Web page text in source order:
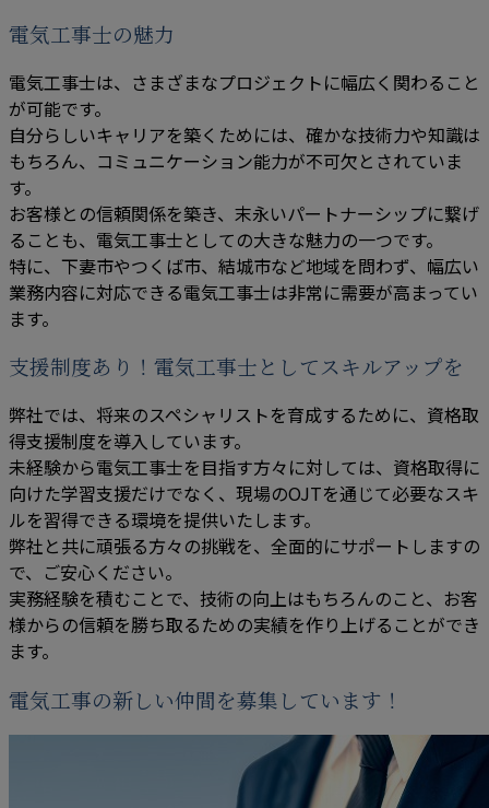
電気工事士の魅力
電気工事士は、さまざまなプロジェクトに幅広く関わること
が可能です。
自分らしいキャリアを築くためには、確かな技術力や知識は
もちろん、コミュニケーション能力が不可欠とされていま
す。
お客様との信頼関係を築き、末永いパートナーシップに繋げ
ることも、電気工事士としての大きな魅力の一つです。
特に、下妻市やつくば市、結城市など地域を問わず、幅広い
業務内容に対応できる電気工事士は非常に需要が高まってい
ます。
支援制度あり！電気工事士としてスキルアップを
弊社では、将来のスペシャリストを育成するために、資格取
得支援制度を導入しています。
未経験から電気工事士を目指す方々に対しては、資格取得に
向けた学習支援だけでなく、現場のOJTを通じて必要なスキ
ルを習得できる環境を提供いたします。
弊社と共に頑張る方々の挑戦を、全面的にサポートしますの
で、ご安心ください。
実務経験を積むことで、技術の向上はもちろんのこと、お客
様からの信頼を勝ち取るための実績を作り上げることができ
ます。
電気工事の新しい仲間を募集しています！